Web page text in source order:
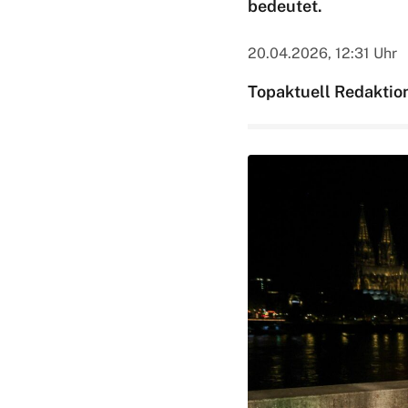
bedeutet.
20.04.2026, 12:31 Uhr
Topaktuell